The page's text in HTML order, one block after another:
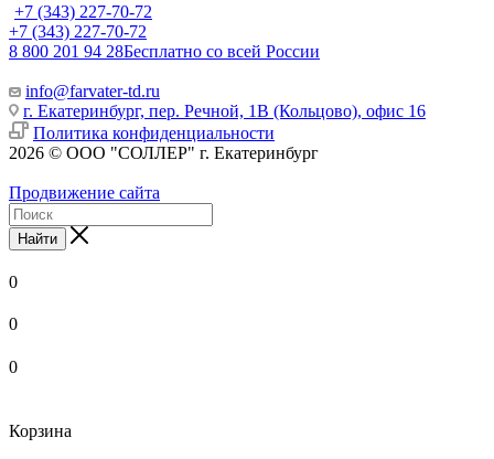
+7 (343) 227-70-72
+7 (343) 227-70-72
8 800 201 94 28Бесплатно со всей России
info@farvater-td.ru
г. Екатеринбург, пер. Речной, 1В (Кольцово), офис 16
Политика конфиденциальности
2026 © ООО "СОЛЛЕР" г. Екатеринбург
Продвижение сайта
Найти
0
0
0
Корзина